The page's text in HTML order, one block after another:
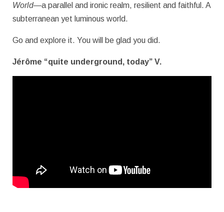
World—a parallel and ironic realm, resilient and faithful. A
subterranean yet luminous world.
Go and explore it. You will be glad you did.
Jérôme “quite underground, today” V.